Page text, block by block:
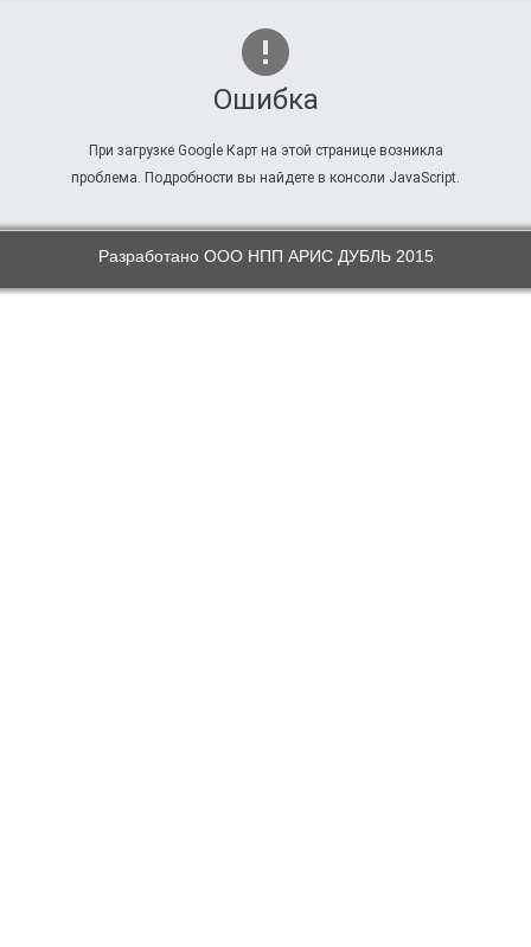
Ошибка
При загрузке Google Карт на этой странице возникла
проблема. Подробности вы найдете в консоли JavaScript.
Разработано ООО НПП АРИС ДУБЛЬ 2015